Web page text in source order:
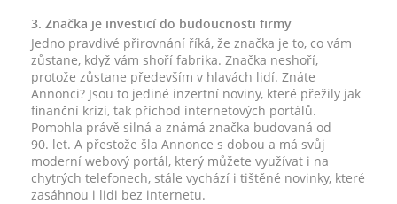
3. Značka je investicí do budoucnosti firmy
Jedno pravdivé přirovnání říká, že značka je to, co vám
zůstane, když vám shoří fabrika. Značka neshoří,
protože zůstane především v hlavách lidí. Znáte
Annonci? Jsou to jediné inzertní noviny, které přežily jak
finanční krizi, tak příchod internetových portálů.
Pomohla právě silná a známá značka budovaná od
90. let. A přestože šla Annonce s dobou a má svůj
moderní webový portál, který můžete využívat i na
chytrých telefonech, stále vychází i tištěné novinky, které
zasáhnou i lidi bez internetu.